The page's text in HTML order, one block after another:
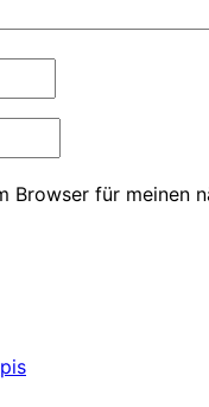
Browser für meinen